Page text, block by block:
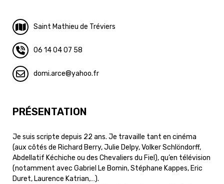
Saint Mathieu de Tréviers
06 14 04 07 58
domi.arce yahoo.fr
PRÉSENTATION
Je suis scripte depuis 22 ans. Je travaille tant en cinéma
(aux côtés de Richard Berry, Julie Delpy, Volker Schlöndorff,
Abdellatif Kéchiche ou des Chevaliers du Fiel), qu’en télévision
(notamment avec Gabriel Le Bomin, Stéphane Kappes, Eric
Duret, Laurence Katrian,…).